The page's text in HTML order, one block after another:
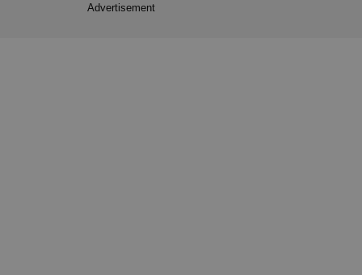
Advertisement